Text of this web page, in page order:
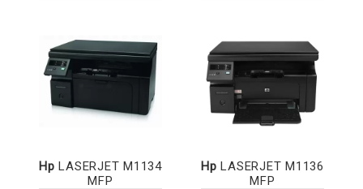
Hp LASERJET M1134
MFP
Hp LASERJET M1136
MFP